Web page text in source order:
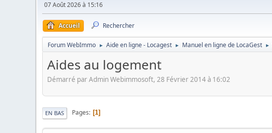
07 Août 2026 à 15:16
Accueil Rechercher
Forum WebImmo ► Aide en ligne - Locagest ► Manuel en ligne de LocaGest ►
Aides au logement
Démarré par Admin Webimmosoft, 28 Février 2014 à 16:02
EN BAS Pages 1